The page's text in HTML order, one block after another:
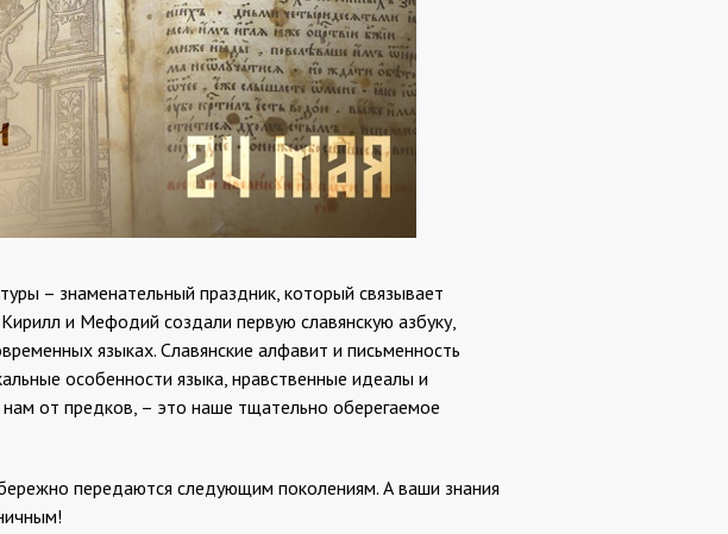
– знаменательный праздник, который связывает
и Мефодий создали первую славянскую азбуку,
языках. Славянские алфавит и письменность
особенности языка, нравственные идеалы и
от предков, – это наше тщательно оберегаемое
передаются следующим поколениям. А ваши знания